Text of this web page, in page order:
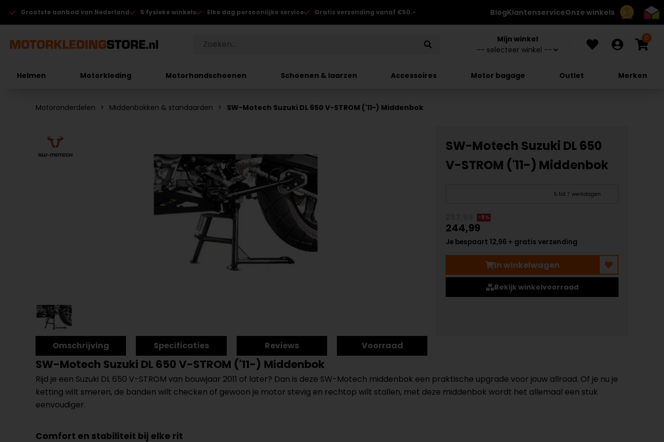
8.7
Grootste aanbod van Nederland 5 fysieke winkels Elke dag persoonlijke service Gratis verzending vanaf €50.- BlogKlantenserviceOnze winkels
Mijn winkel 0
Helmen Motorkleding Motorhandschoenen Schoenen & laarzen Accessoires Motor bagage Outlet Merken
Motoronderdelen Middenbokken & standaarden SW-Motech Suzuki DL 650 V-STROM ('11-) Middenbok
SW-Motech Suzuki DL 650
V-STROM ('11-) Middenbok
5 tot 7 werkdagen
-5%
244,99
Je bespaart 12,96 + gratis verzending
In winkelwagen
Bekijk winkelvoorraad
Omschrijving Specificaties Reviews Voorraad
SW-Motech Suzuki DL 650 V-STROM ('11-) Middenbok
Rijd je een Suzuki DL 650 V-STROM van bouwjaar 2011 of later? Dan is deze SW-Motech middenbok een praktische upgrade voor jouw allroad. Of je nu je
ketting wilt smeren, de banden wilt checken of gewoon je motor stevig en rechtop wilt stallen, met deze middenbok wordt het allemaal een stuk
eenvoudiger.
Comfort en stabiliteit bij elke rit